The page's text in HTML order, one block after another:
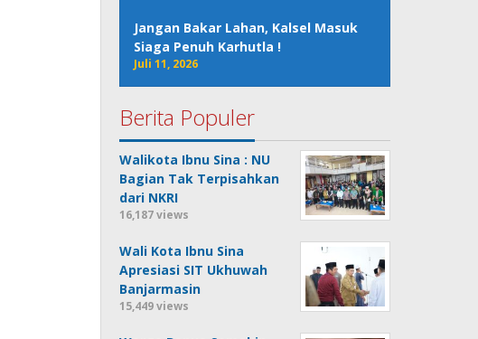
Jangan Bakar Lahan, Kalsel Masuk
Siaga Penuh Karhutla !
Juli 11, 2026
Berita Populer
Walikota Ibnu Sina : NU
Bagian Tak Terpisahkan
dari NKRI
16,187 views
Wali Kota Ibnu Sina
Apresiasi SIT Ukhuwah
Banjarmasin
15,449 views